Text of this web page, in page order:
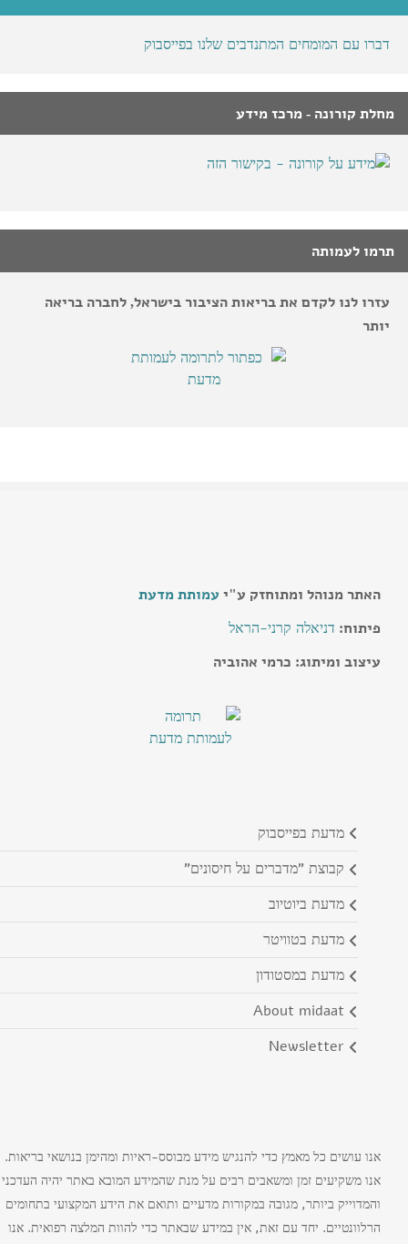
דברו עם המומחים המתנדבים שלנו בפייסבוק
מחלת קורונה - מרכז מידע
תרמו לעמותה
עזרו לנו לקדם את בריאות הציבור בישראל, לחברה בריאה
יותר
האתר מנוהל ומתוחזק ע"י עמותת מדעת
פיתוח: דניאלה קרני-הראל
עיצוב ומיתוג: כרמי אהוביה
מדעת בפייסבוק
קבוצת "מדברים על חיסונים"
מדעת ביוטיוב
מדעת בטוויטר
מדעת במסטודון
about midaat
newsletter
אנו עושים כל מאמץ כדי להנגיש מידע מבוסס-ראיות ומהימן בנושאי בריאות.
אנו משקיעים זמן ומשאבים רבים על מנת שהמידע המובא באתר יהיה העדכני
והמדוייק ביותר, מגובה במקורות מדעיים ותואם את הידע המקצועי בתחומים
הרלוונטיים. יחד עם זאת, אין במידע שבאתר כדי להוות המלצה רפואית. אנו